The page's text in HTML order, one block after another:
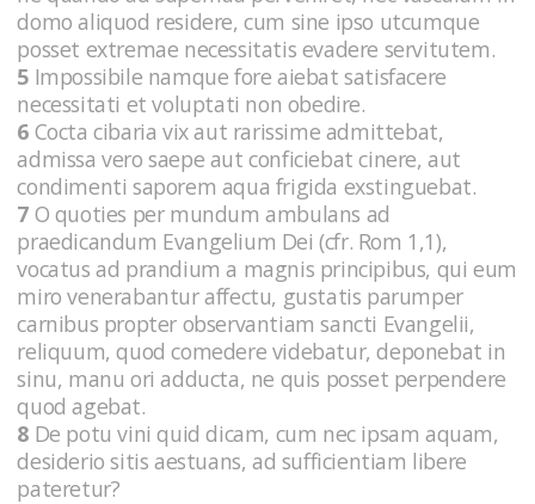
domo aliquod residere, cum sine ipso utcumque
posset extremae necessitatis evadere servitutem.
5 Impossibile namque fore aiebat satisfacere
necessitati et voluptati non obedire.
6 Cocta cibaria vix aut rarissime admittebat,
admissa vero saepe aut conficiebat cinere, aut
condimenti saporem aqua frigida exstinguebat.
7 O quoties per mundum ambulans ad
praedicandum Evangelium Dei (cfr. Rom 1,1),
vocatus ad prandium a magnis principibus, qui eum
miro venerabantur affectu, gustatis parumper
carnibus propter observantiam sancti Evangelii,
reliquum, quod comedere videbatur, deponebat in
sinu, manu ori adducta, ne quis posset perpendere
quod agebat.
8 De potu vini quid dicam, cum nec ipsam aquam,
desiderio sitis aestuans, ad sufficientiam libere
pateretur?